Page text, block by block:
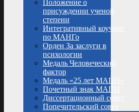
Положение о
присуждении ученой
степени
Интегративный коучинг
по МАНГо
Орден За заслуги в
психологии
Медаль Человеческий
фактор
Медаль «25 лет МАПН»
Почетный знак МАПН
Диссертационный совет
Попечительский совет